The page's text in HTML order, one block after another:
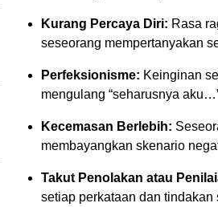
Kurang Percaya Diri: Rasa
seseorang mempertanyakan
Perfeksionisme: Keinginan
mengulang “seharusnya
Kecemasan Berlebih:
membayangkan skenario
Takut Penolakan atau
setiap perkataan dan tindakan